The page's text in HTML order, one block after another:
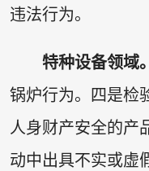
违法行为。
特种设备领域。
锅炉行为。四是检
人身财产安全的产
动中出具不实或虚